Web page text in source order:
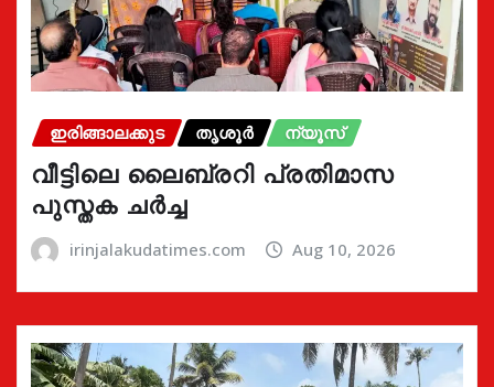
ഇരിങ്ങാലക്കുട തൃശൂർ ന്യൂസ്
വീട്ടിലെ ലൈബ്രറി പ്രതിമാസ
പുസ്തക ചർച്ച
irinjalakudatimes.com Aug 10, 2026